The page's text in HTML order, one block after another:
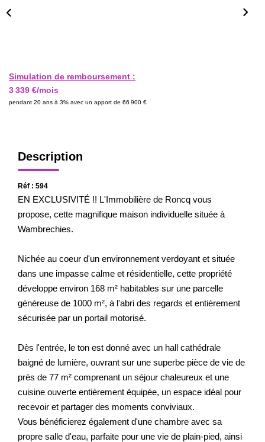
Simulation de remboursement :
3 339 €/mois
pendant 20 ans à 3% avec un apport de 66 900 €
Description
Réf : 594
EN EXCLUSIVITÉ !! L'Immobilière de Roncq vous
propose, cette magnifique maison individuelle située à
Wambrechies.
Nichée au coeur d'un environnement verdoyant et située
dans une impasse calme et résidentielle, cette propriété
développe environ 168 m² habitables sur une parcelle
généreuse de 1000 m², à l'abri des regards et entièrement
sécurisée par un portail motorisé.
Dès l'entrée, le ton est donné avec un hall cathédrale
baigné de lumière, ouvrant sur une superbe pièce de vie de
près de 77 m² comprenant un séjour chaleureux et une
cuisine ouverte entièrement équipée, un espace idéal pour
recevoir et partager des moments conviviaux.
Vous bénéficierez également d'une chambre avec sa
propre salle d'eau, parfaite pour une vie de plain-pied, ainsi